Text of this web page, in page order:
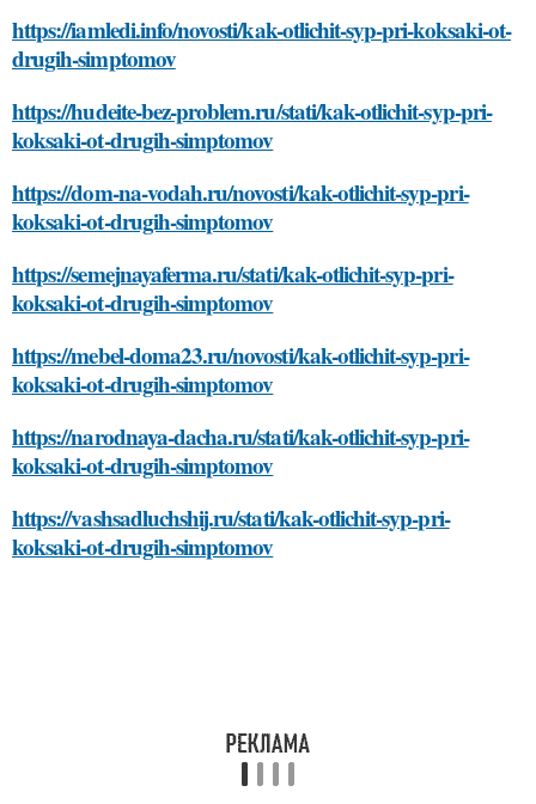
https://iamledi.info/novosti/kak-otlichit-syp-pri-koksaki-ot-
drugih-simptomov
https://hudeite-bez-problem.ru/stati/kak-otlichit-syp-pri-
koksaki-ot-drugih-simptomov
https://dom-na-vodah.ru/novosti/kak-otlichit-syp-pri-
koksaki-ot-drugih-simptomov
https://semejnayaferma.ru/stati/kak-otlichit-syp-pri-
koksaki-ot-drugih-simptomov
https://mebel-doma23.ru/novosti/kak-otlichit-syp-pri-
koksaki-ot-drugih-simptomov
https://narodnaya-dacha.ru/stati/kak-otlichit-syp-pri-
koksaki-ot-drugih-simptomov
https://vashsadluchshij.ru/stati/kak-otlichit-syp-pri-
koksaki-ot-drugih-simptomov